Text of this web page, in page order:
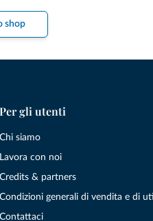
shop
Per gli utenti
Chi siamo
Lavora con noi
Credits & partners
Condizioni generali di vendita e di
Contattaci